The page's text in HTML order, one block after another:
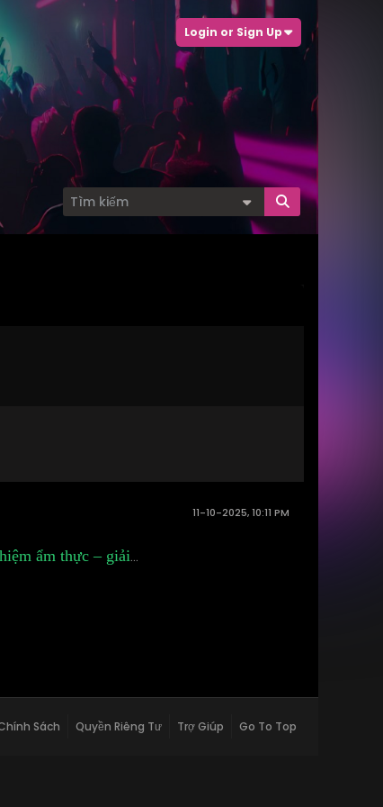
Login or Sign Up
11-10-2025, 10:11 PM
ẩm thực – giải...
Sách Quyền Riêng Tư Trợ Giúp Go To Top